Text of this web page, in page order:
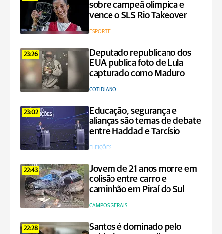
sobre campeã olímpica e
vence o SLS Rio Takeover
ESPORTE
23:26
Deputado republicano dos
EUA publica foto de Lula
capturado como Maduro
COTIDIANO
23:02
Educação, segurança e
alianças são temas de debate
entre Haddad e Tarcísio
ELEIÇÕES
22:43
Jovem de 21 anos morre em
colisão entre carro e
caminhão em Piraí do Sul
CAMPOS GERAIS
22:28
Santos é dominado pelo